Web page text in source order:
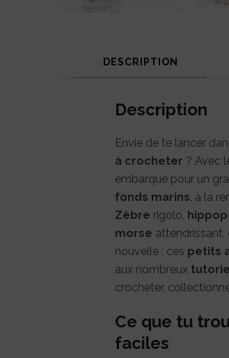
DESCRIPTION
Description
Envie de te lancer
à crocheter ? Avec
embarque pour un
fonds marins, à la
Zèbre rigolo,
morse attendrissant,
nouvelle : ces petits
aux nombreux
crocheter,
Ce que tu
faciles